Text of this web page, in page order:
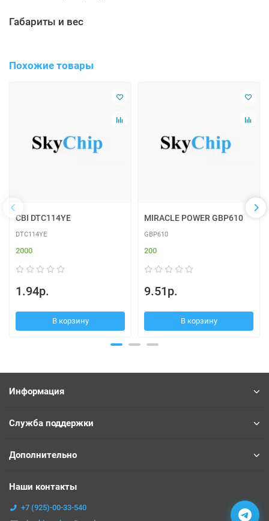
Габариты и вес
Похожие товары
CBI DTC114YE
DTC114YE
2000
1.94р.
В корзину
MIRACLE POWER GBP610
GBP610
200
9.51р.
В корзину
Информация
Служба поддержки
Дополнительно
Наши контакты
+7 (925)-00-33-540